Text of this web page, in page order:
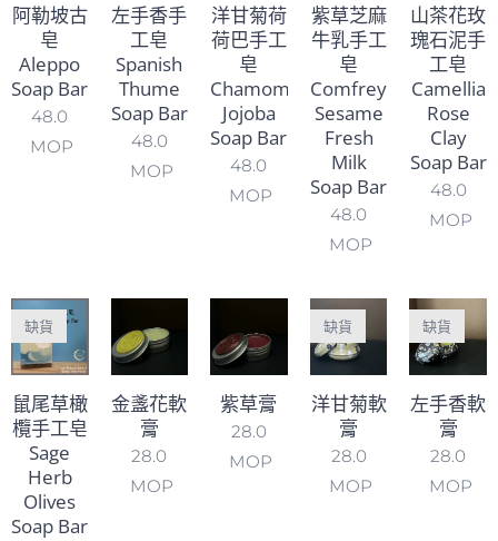
阿勒坡古
皂
Aleppo
Soap Bar
48.0
MOP
左手香手
工皂
Spanish
Thume
Soap Bar
48.0
MOP
洋甘菊荷
荷巴手工
皂
Chamomile
Jojoba
Soap Bar
48.0
MOP
紫草芝麻
牛乳手工
皂
Comfrey
Sesame
Fresh
Milk
Soap Bar
48.0
MOP
山茶花玫
瑰石泥手
工皂
Camellia
Rose
Clay
Soap Bar
48.0
MOP
鼠尾草橄
欖手工皂
Sage
Herb
Olives
Soap Bar
缺貨
金盞花軟
膏
28.0
MOP
紫草膏
28.0
MOP
洋甘菊軟
膏
缺貨
28.0
MOP
左手香軟
膏
缺貨
28.0
MOP